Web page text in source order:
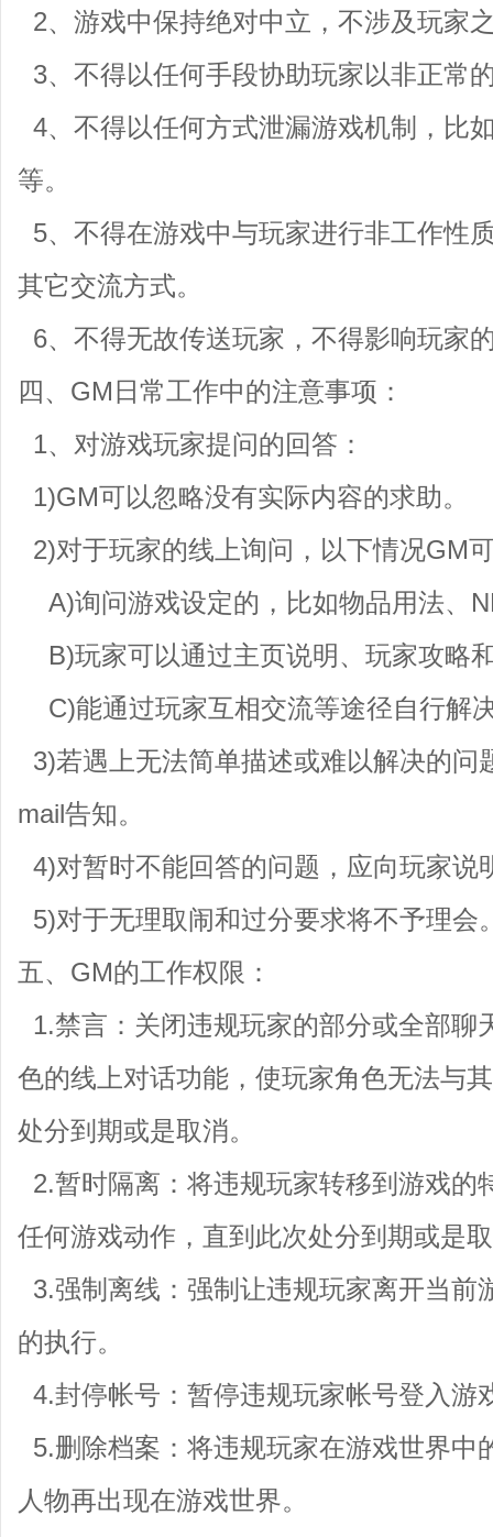
2、游戏中保持绝对中立，不涉及玩家
3、不得以任何手段协助玩家以非正常
4、不得以任何方式泄漏游戏机制，比
等。
5、不得在游戏中与玩家进行非工作性
其它交流方式。
6、不得无故传送玩家，不得影响玩家
四、GM日常工作中的注意事项：
1、对游戏玩家提问的回答：
1)GM可以忽略没有实际内容的求助。
2)对于玩家的线上询问，以下情况GM
A)询问游戏设定的，比如物品用法、
B)玩家可以通过主页说明、玩家攻略
C)能通过玩家互相交流等途径自行解
3)若遇上无法简单描述或难以解决的问
mail告知。
4)对暂时不能回答的问题，应向玩家说
5)对于无理取闹和过分要求将不予理会
五、GM的工作权限：
1.禁言：关闭违规玩家的部分或全部聊
色的线上对话功能，使玩家角色无法与
处分到期或是取消。
2.暂时隔离：将违规玩家转移到游戏的
任何游戏动作，直到此次处分到期或是
3.强制离线：强制让违规玩家离开当前
的执行。
4.封停帐号：暂停违规玩家帐号登入游
5.删除档案：将违规玩家在游戏世界中
人物再出现在游戏世界。